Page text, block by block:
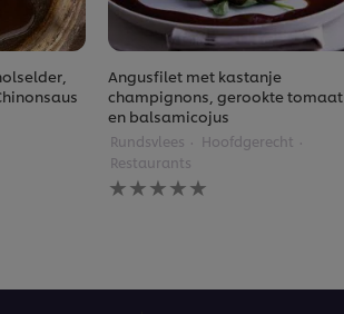
Angusfilet met kastanje
champignons, gerookte tomaat
en balsamicojus
Rundsvlees
Hoofdgerecht
Restaurants
Geen
beoordelingen